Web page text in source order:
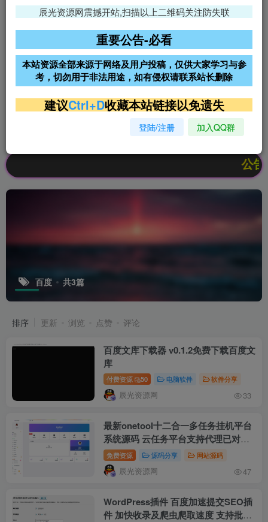
免费领支付宝红包
腾讯轻量4核4G3M服务器38元/
阿里云2核2G200M服务器68元/
年
雨云高防免备案服务器
超低价文字广告位招租 超低价文字广告位招租
超低价文字广告位招租
公告：
百度 共3篇
排序 更新 浏览 点赞 评论
百度文库下载器 v0.1.2免费下载百度文
库
付费资源 50 电脑软件 软件分享
辰光资源网 33
最新onetool十二合一多任务挂机平台
系统源码 云任务平台支持代理已对接
易支付
免费资源 源码分享 网站源码
辰光资源网 47
WordPress插件 百度加速提交SEO插
件 加快收录及爬虫爬取速度 支持批量
辰光资源网震撼开站,扫描以上二维码关注防失联
重要公告-必看
本站资源全部来源于网络及用户投稿，仅供大家学习与参
考，切勿用于非法用途，如有侵权请联系站长删除
建议Ctrl+D收藏本站链接以免遗失
登陆/注册 加入QQ群